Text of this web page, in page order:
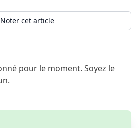
Noter cet article
pour le moment. Soyez le